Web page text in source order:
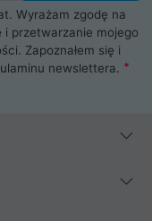
główne, pamięci,
pomogą Ci wybrać
do komputera.
na rynku
Apple, Samsung i
możesz
Wyrażam zgodę na
i przetwarzanie mojego
Zapoznałem się i
newslettera.